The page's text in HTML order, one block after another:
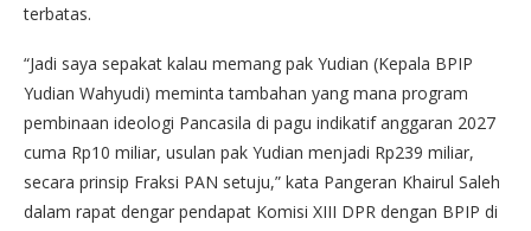
terbatas.
“Jadi saya sepakat kalau memang pak Yudian (Kepala BPIP
Yudian Wahyudi) meminta tambahan yang mana program
pembinaan ideologi Pancasila di pagu indikatif anggaran 2027
cuma Rp10 miliar, usulan pak Yudian menjadi Rp239 miliar,
secara prinsip Fraksi PAN setuju,” kata Pangeran Khairul Saleh
dalam rapat dengar pendapat Komisi XIII DPR dengan BPIP di